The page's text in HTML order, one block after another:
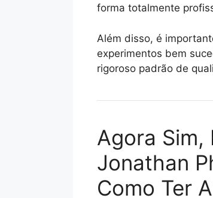
forma totalmente
Além disso, é
experimentos bem
rigoroso padrão de
Agora
Jonathan
Como Ter